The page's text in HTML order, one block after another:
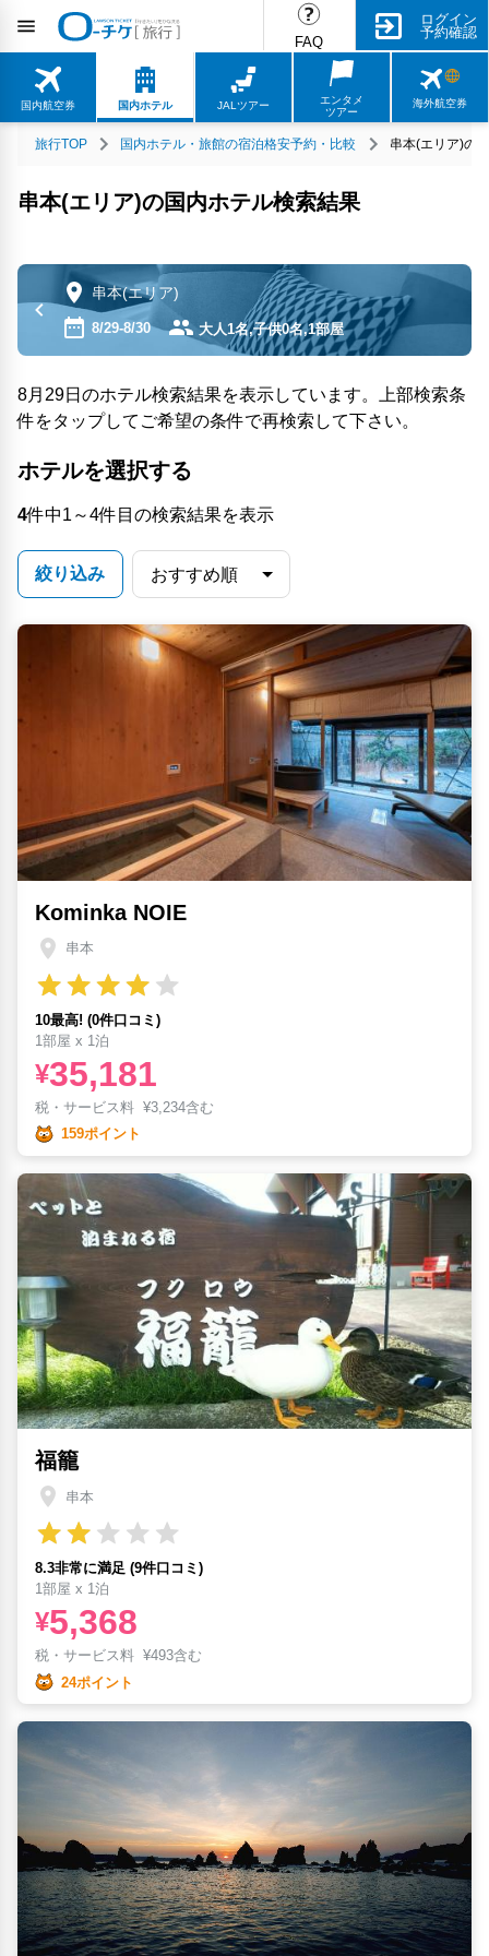
FAQ
ログイン
予約確認
国内航空券 国内ホテル JALツアー
エンタメ
ツアー
海外航空券
旅行TOP 国内ホテル・旅館の宿泊格安予約・比較 串本(エリア)の
串本(エリア)の国内ホテル検索結果
串本(エリア)
8/29-8/30 大人1名,子供0名,1部屋
8月29日のホテル検索結果を表示しています。上部検索条
件をタップしてご希望の条件で再検索して下さい。
ホテルを選択する
4件中1～4件目の検索結果を表示
絞り込み
Kominka NOIE
串本
10最高! (0件口コミ)
1部屋 x 1泊
¥35,181
税・サービス料 ¥3,234含む
159ポイント
福籠
串本
8.3非常に満足 (9件口コミ)
1部屋 x 1泊
¥5,368
税・サービス料 ¥493含む
24ポイント